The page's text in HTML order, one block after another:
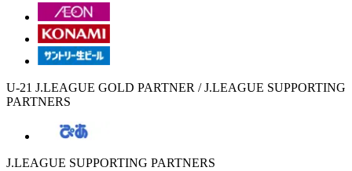
U-21 J.LEAGUE GOLD PARTNER / J.LEAGUE SUPPORTING
PARTNERS
J.LEAGUE SUPPORTING PARTNERS